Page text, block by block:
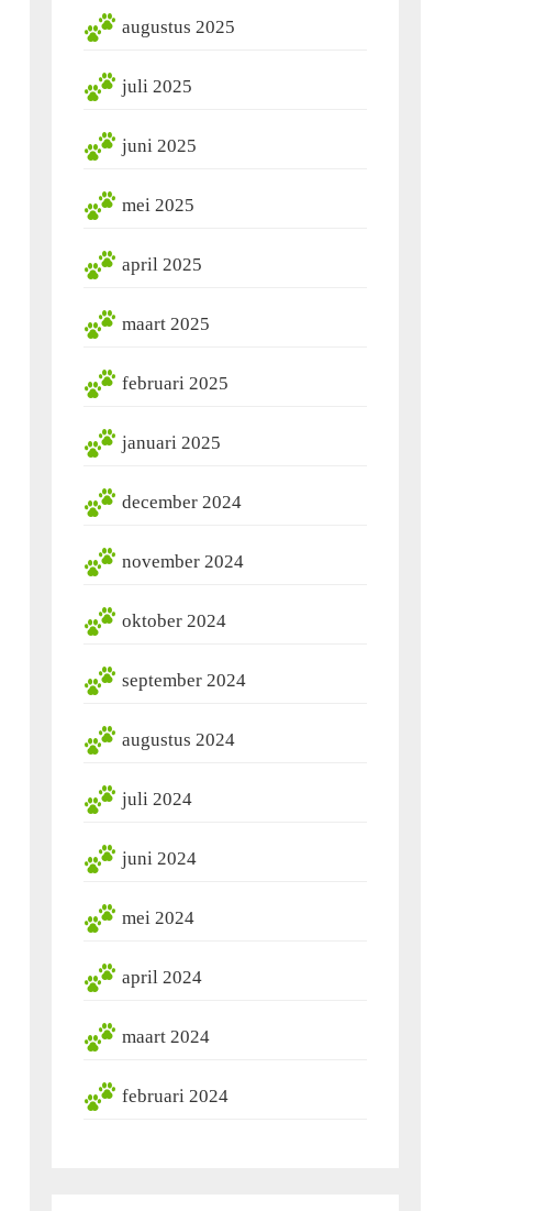
augustus 2025
juli 2025
juni 2025
mei 2025
april 2025
maart 2025
februari 2025
januari 2025
december 2024
november 2024
oktober 2024
september 2024
augustus 2024
juli 2024
juni 2024
mei 2024
april 2024
maart 2024
februari 2024